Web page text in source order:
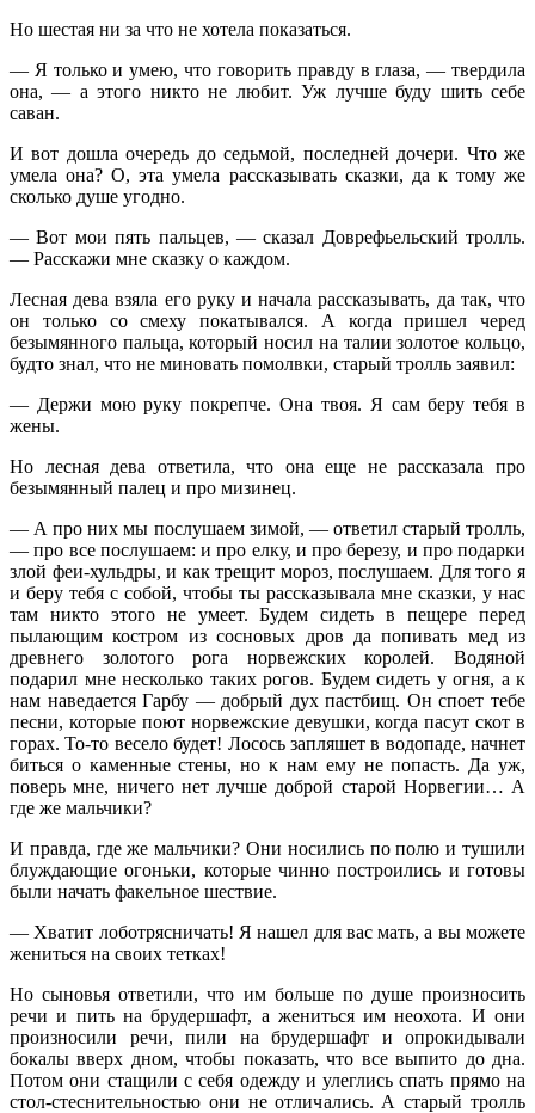
Но шестая ни за что не хотела показаться.
— Я только и умею, что говорить правду в глаза, — твердила
она, — а этого никто не любит. Уж лучше буду шить себе
саван.
И вот дошла очередь до седьмой, последней дочери. Что же
умела она? О, эта умела рассказывать сказки, да к тому же
сколько душе угодно.
— Вот мои пять пальцев, — сказал Доврефьельский тролль.
— Расскажи мне сказку о каждом.
Лесная дева взяла его руку и начала рассказывать, да так, что
он только со смеху покатывался. А когда пришел черед
безымянного пальца, который носил на талии золотое кольцо,
будто знал, что не миновать помолвки, старый тролль заявил:
— Держи мою руку покрепче. Она твоя. Я сам беру тебя в
жены.
Но лесная дева ответила, что она еще не рассказала про
безымянный палец и про мизинец.
— А про них мы послушаем зимой, — ответил старый тролль,
— про все послушаем: и про елку, и про березу, и про подарки
злой феи-хульдры, и как трещит мороз, послушаем. Для того я
и беру тебя с собой, чтобы ты рассказывала мне сказки, у нас
там никто этого не умеет. Будем сидеть в пещере перед
пылающим костром из сосновых дров да попивать мед из
древнего золотого рога норвежских королей. Водяной
подарил мне несколько таких рогов. Будем сидеть у огня, а к
нам наведается Гарбу — добрый дух пастбищ. Он споет тебе
песни, которые поют норвежские девушки, когда пасут скот в
горах. То-то весело будет! Лосось запляшет в водопаде, начнет
биться о каменные стены, но к нам ему не попасть. Да уж,
поверь мне, ничего нет лучше доброй старой Норвегии… А
где же мальчики?
И правда, где же мальчики? Они носились по полю и тушили
блуждающие огоньки, которые чинно построились и готовы
были начать факельное шествие.
— Хватит лоботрясничать! Я нашел для вас мать, а вы можете
жениться на своих тетках!
Но сыновья ответили, что им больше по душе произносить
речи и пить на брудершафт, а жениться им неохота. И они
произносили речи, пили на брудершафт и опрокидывали
бокалы вверх дном, чтобы показать, что все выпито до дна.
Потом они стащили с себя одежду и улеглись спать прямо на
стол-стеснительностью они не отличались. А старый тролль